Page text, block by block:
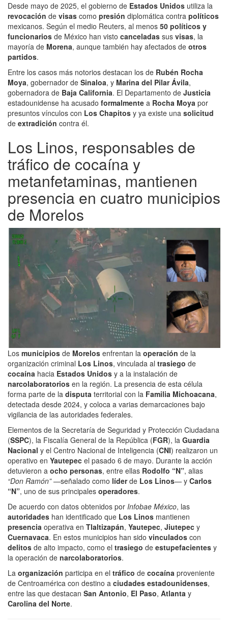
Desde mayo de 2025, el gobierno de Estados Unidos utiliza la
revocación de visas como presión diplomática contra políticos
mexicanos. Según el medio Reuters, al menos 50 políticos y
funcionarios de México han visto canceladas sus visas, la
mayoría de Morena, aunque también hay afectados de otros
partidos.
Entre los casos más notorios destacan los de Rubén Rocha
Moya, gobernador de Sinaloa, y Marina del Pilar Ávila,
gobernadora de Baja California. El Departamento de Justicia
estadounidense ha acusado formalmente a Rocha Moya por
presuntos vínculos con Los Chapitos y ya existe una solicitud
de extradición contra él.
Los Linos, responsables de
tráfico de cocaína y
metanfetaminas, mantienen
presencia en cuatro municipios
de Morelos
Los municipios de Morelos enfrentan la operación de la
organización criminal Los Linos, vinculada al trasiego de
cocaína hacia Estados Unidos y a la instalación de
narcolaboratorios en la región. La presencia de esta célula
forma parte de la disputa territorial con la Familia Michoacana,
detectada desde 2024, y coloca a varias demarcaciones bajo
vigilancia de las autoridades federales.
Elementos de la Secretaría de Seguridad y Protección Ciudadana
(SSPC), la Fiscalía General de la República (FGR), la Guardia
Nacional y el Centro Nacional de Inteligencia (CNI) realizaron un
operativo en Yautepec el pasado 6 de mayo. Durante la acción
detuvieron a ocho personas, entre ellas Rodolfo “N”, alias
“Don Ramón”—señalado como líderde Los Linos— y Carlos
“N”, uno de sus principales operadores.
De acuerdo con datos obtenidos por Infobae México, las
autoridades han identificado que Los Linos mantienen
presencia operativa en Tlaltizapán, Yautepec, Jiutepec y
Cuernavaca. En estos municipios han sido vinculados con
delitos de alto impacto, como el trasiego de estupefacientes y
la operación de narcolaboratorios.
La organización participa en el tráfico de cocaína proveniente
de Centroamérica con destino a ciudades estadounidenses,
entre las que destacan San Antonio, El Paso, Atlanta y
Carolina del Norte.